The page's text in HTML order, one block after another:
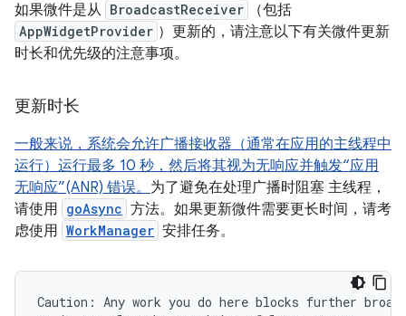
如果微件是从 BroadcastReceiver （包括
AppWidgetProvider ）更新的，请注意以下有关微件更新
时长和优先级的注意事项。
更新时长
一般来说，系统会允许广播接收器（通常在应用的主线程中
运行）运行最多 10 秒，然后将其视为无响应并触发“应用
无响应”(ANR) 错误。 为了避免在处理广播时阻塞 主线程，
请使用 goAsync 方法。如果更新微件需要更长时间，请考
虑使用 WorkManager 安排任务。
Caution: Any work you do here blocks further